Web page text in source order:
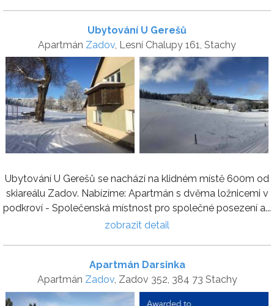
Ubytování U Gerešů
Apartmán Zadov, Lesní Chalupy 161, Stachy
Ubytování U Gerešů se nachází na klidném místě 600m od
skiareálu Zadov. Nabízíme: Apartmán s dvěma ložnicemi v
podkroví - Společenská místnost pro společné posezení a...
zobrazit detail
Apartmán Darsinka
Apartmán Zadov, Zadov 352, 384 73 Stachy